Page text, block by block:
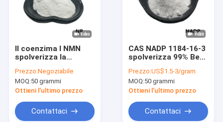
Il coenzima I NMN
spolverizza la
Riboside CAS Nr
1341-23-7
Prezzo:Negoziabile
MOQ:50 grammi
Ottieni l'ultimo prezzo
Contattaci
CAS NADP 1184-16-3
spolverizza 99% Beta
Adenine Dinucleotide
Phosphate
Prezzo:US$1.5-3/gram
MOQ:50 grammi
Ottieni l'ultimo prezzo
Contattaci